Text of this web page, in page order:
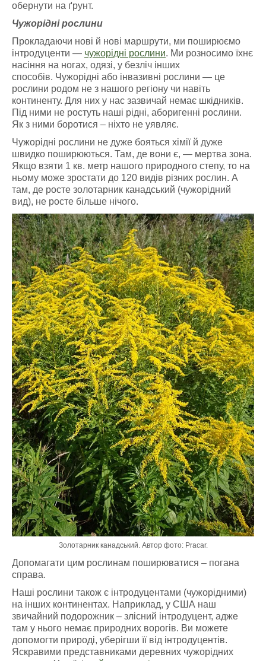
обернути на ґрунт.
Чужорідні рослини
Прокладаючи нові й нові маршрути, ми поширюємо
інтродуценти — чужорідні рослини. Ми розносимо їхнє
насіння на ногах, одязі, у безліч інших
способів. Чужорідні або інвазивні рослини — це
рослини родом не з нашого регіону чи навіть
континенту. Для них у нас зазвичай немає шкідників.
Під ними не ростуть наші рідні, аборигенні рослини.
Як з ними боротися – ніхто не уявляє.
Чужорідні рослини не дуже бояться хімії й дуже
швидко поширюються. Там, де вони є, — мертва зона.
Якщо взяти 1 кв. метр нашого природного степу, то на
ньому може зростати до 120 видів різних рослин. А
там, де росте золотарник канадський (чужорідний
вид), не росте більше нічого.
Золотарник канадський. Автор фото: Pracar.
Допомагати цим рослинам поширюватися – погана
справа.
Наші рослини також є інтродуцентами (чужорідними)
на інших континентах. Наприклад, у США наш
звичайний подорожник – злісний інтродуцент, адже
там у нього немає природних ворогів. Ви можете
допомогти природі, уберігши її від інтродуцентів.
Яскравими представниками деревних чужорідних